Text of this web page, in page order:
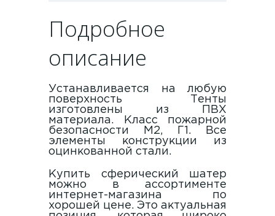
Подробное
описание
Устанавливается на любую
поверхность Тенты
изготовлены из ПВХ
материала. Класс пожарной
безопасности М2, Г1. Все
элементы конструкции из
оцинкованной стали.
Купить сферический шатер
можно в ассортименте
интернет-магазина по
хорошей цене. Это актуальная